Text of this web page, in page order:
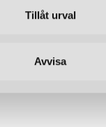
Tillåt urval
Avvisa